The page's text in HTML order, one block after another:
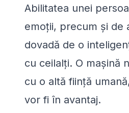
Abilitatea unei
emoții, precum și de
dovadă de o
cu ceilalți. O mașină
cu o altă ființă
vor fi în avantaj.